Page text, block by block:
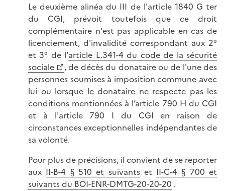
Le deuxième alinéa du III de l'article 1840 G ter
du CGI, prévoit toutefois que ce droit
complémentaire n'est pas applicable en cas de
licenciement, d'invalidité correspondant aux 2°
et 3° de l'article L.341-4 du code de la sécurité
sociale
, de décès du donataire ou de l'une des
personnes soumises à imposition commune avec
lui ou lorsque le donataire ne respecte pas les
conditions mentionnées à l’article 790 H du CGI
et à l'article 790 I du CGI en raison de
circonstances exceptionnelles indépendantes de
sa volonté.
Pour plus de précisions, il convient de se reporter
aux II-B-4 § 510 et suivantset II-C-4 § 700 et
suivants du BOI-ENR-DMTG-20-20-20 .